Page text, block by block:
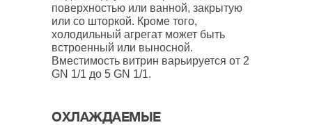
поверхностью или ванной, закрытую
или со шторкой. Кроме того,
холодильный агрегат может быть
встроенный или выносной.
Вместимость витрин варьируется от 2
GN 1/1 до 5 GN 1/1.
ОХЛАЖДАЕМЫЕ